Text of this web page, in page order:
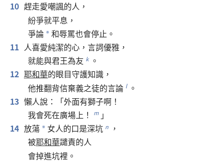
10 趕走愛嘲諷的人 ，
紛爭就平息 ，
爭論 *和辱罵也會停止 。
11 人喜愛純潔的心 ， 言詞優雅 ，
就能與君王為友 k 。
12 耶和華的眼目守護知識 ，
他推翻背信棄義之徒的言論 l 。
13 懶人說 ：「外面有獅子啊 ！
我會死在廣場上 ！ m 」
14 放蕩 * 女人的口是深坑 n
，
被耶和華譴責的人
會掉進坑裡 。